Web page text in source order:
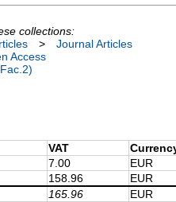
collections:
>
Journal Articles
Access
VAT
7.00
EUR
158.96
EUR
165.96
EUR